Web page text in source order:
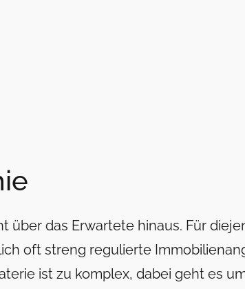
über das Erwartete hinaus. Für
oft streng regulierte
ist zu komplex, dabei geht es